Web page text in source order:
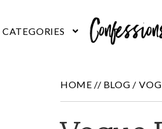
HOME // BLOG /